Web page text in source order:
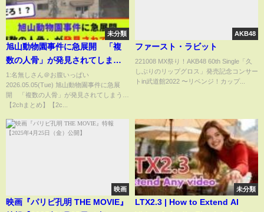
未分類
旭山動物園事件に急展開 「複
数の人骨」が発見されてしま
う…【2chまとめ】【2chスレ】
【5chスレ】
1:名無しさん＠お腹いっぱい
2026.05.05(Tue) 旭山動物園事件に急展
開 「複数の人骨」が発見されてしまう…
【2chまとめ】【2c...
AKB48
ファースト・ラビット
221008 MX祭り！AKB48 60th Single「久
しぶりのリップグロス」発売記念コンサー
トin武道館2022 〜リベンジ！カップ...
映画
映画『パリピ孔明 THE MOVIE』
未分類
LTX2.3 | How to Extend AI